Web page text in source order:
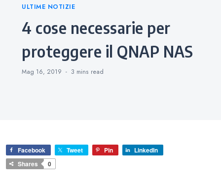
Categories
ULTIME NOTIZIE
4 cose necessarie per
proteggere il QNAP NAS
Mag 16, 2019 3 mins read
Facebook Tweet Pin
LinkedIn
Shares
0